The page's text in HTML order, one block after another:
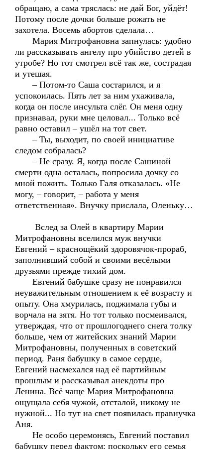
обращаю, а сама тряслась: не дай Бог, уйдёт!
Потому после дочки больше рожать не
захотела. Восемь абортов сделала…
Мария Митрофановна запнулась: удобно
ли рассказывать ангелу про убийство детей в
утробе? Но тот смотрел всё так же, сострадая
и утешая.
– Потом-то Саша состарился, и я
успокоилась. Пять лет за ним ухаживала,
когда он после инсульта слёг. Он меня одну
признавал, руки мне целовал... Только всё
равно оставил – ушёл на тот свет.
– Ты, выходит, по своей инициативе
следом собралась?
– Не сразу. Я, когда после Сашиной
смерти одна осталась, попросила дочку со
мной пожить. Только Галя отказалась. «Не
могу, – говорит, – работа у меня
ответственная». Внучку прислала, Оленьку…
Вслед за Олей в квартиру Марии
Митрофановны вселился муж внучки
Евгений – краснощёкий здоровячок-прораб,
заполнивший собой и своими весёлыми
друзьями прежде тихий дом.
Евгений бабушке сразу не понравился
неуважительным отношением к её возрасту и
опыту. Она хмурилась, поджимала губы и
ворчала на зятя. Но тот только посмеивался,
утверждая, что от прошлогоднего снега толку
больше, чем от житейских знаний Марии
Митрофановны, полученных в советский
период. Раня бабушку в самое сердце,
Евгений насмехался над её партийным
прошлым и рассказывал анекдоты про
Ленина. Всё чаще Мария Митрофановна
ощущала себя чужой, отсталой, никому не
нужной... Но тут на свет появилась правнучка
Аня.
Не особо церемонясь, Евгений поставил
бабушку перед фактом: поскольку его семья